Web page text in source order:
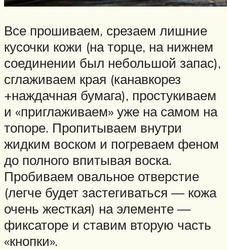
Все прошиваем, срезаем лишние
кусочки кожи (на торце, на нижнем
соединении был небольшой запас),
сглаживаем края (канавкорез
+наждачная бумага), простукиваем
и «приглаживаем» уже на самом на
топоре. Пропитываем внутри
жидким воском и погреваем феном
до полного впитывая воска.
Пробиваем овальное отверстие
(легче будет застегиваться — кожа
очень жесткая) на элементе —
фиксаторе и ставим вторую часть
«кнопки».